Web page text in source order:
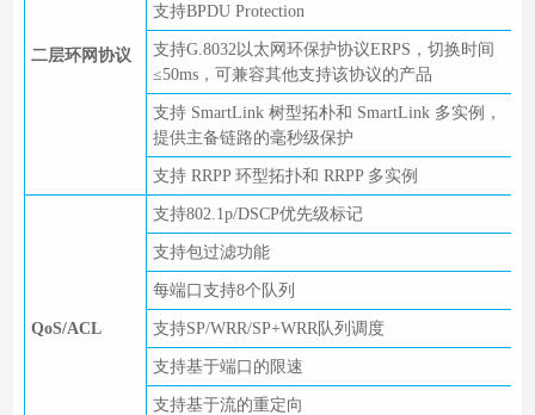
二层环网协议
支持BPDU Protection
支持G.8032以太网环保护协议ERPS，切换时间
≤50ms，可兼容其他支持该协议的产品
支持 SmartLink 树型拓朴和 SmartLink 多实例，
提供主备链路的毫秒级保护
支持 RRPP 环型拓扑和 RRPP 多实例
QoS/ACL
支持802.1p/DSCP优先级标记
支持包过滤功能
每端口支持8个队列
支持SP/WRR/SP+WRR队列调度
支持基于端口的限速
支持基于流的重定向